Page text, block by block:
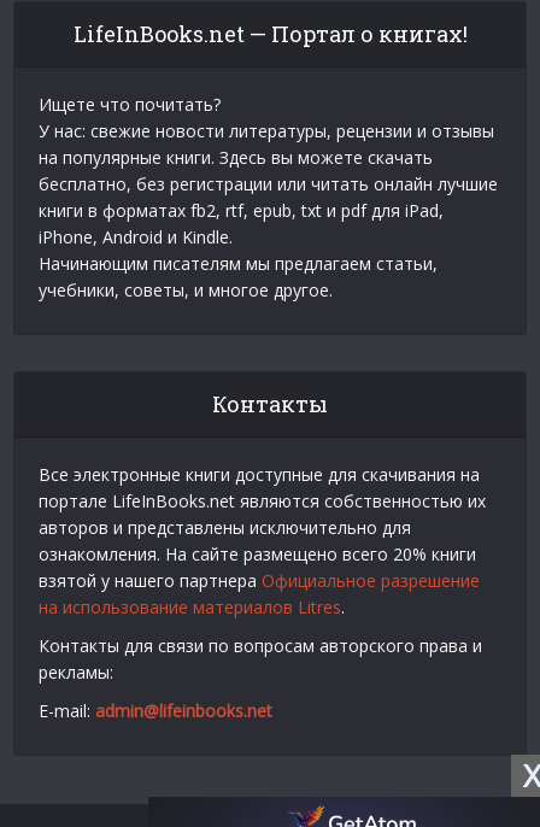
X
LifeInBooks.net — Портал о книгах!
Ищете что почитать?
У нас: свежие новости литературы, рецензии и отзывы
на популярные книги. Здесь вы можете скачать
бесплатно, без регистрации или читать онлайн лучшие
книги в форматах fb2, rtf, epub, txt и pdf для iPad,
iPhone, Android и Kindle.
Начинающим писателям мы предлагаем статьи,
учебники, советы, и многое другое.
Контакты
Все электронные книги доступные для скачивания на
портале LifeInBooks.net являются собственностью их
авторов и представлены исключительно для
ознакомления. На сайте размещено всего 20% книги
взятой у нашего партнера Официальное разрешение
на использование материалов Litres.
Контакты для связи по вопросам авторского права и
рекламы:
E-mail: admin@lifeinbooks.net